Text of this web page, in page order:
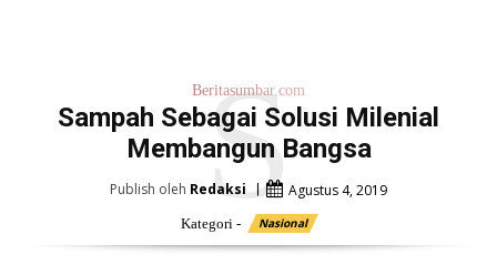
Beritasumbar.com
Sampah Sebagai Solusi Milenial
Membangun Bangsa
S
Publish oleh Redaksi Agustus 4, 2019
Kategori - Nasional